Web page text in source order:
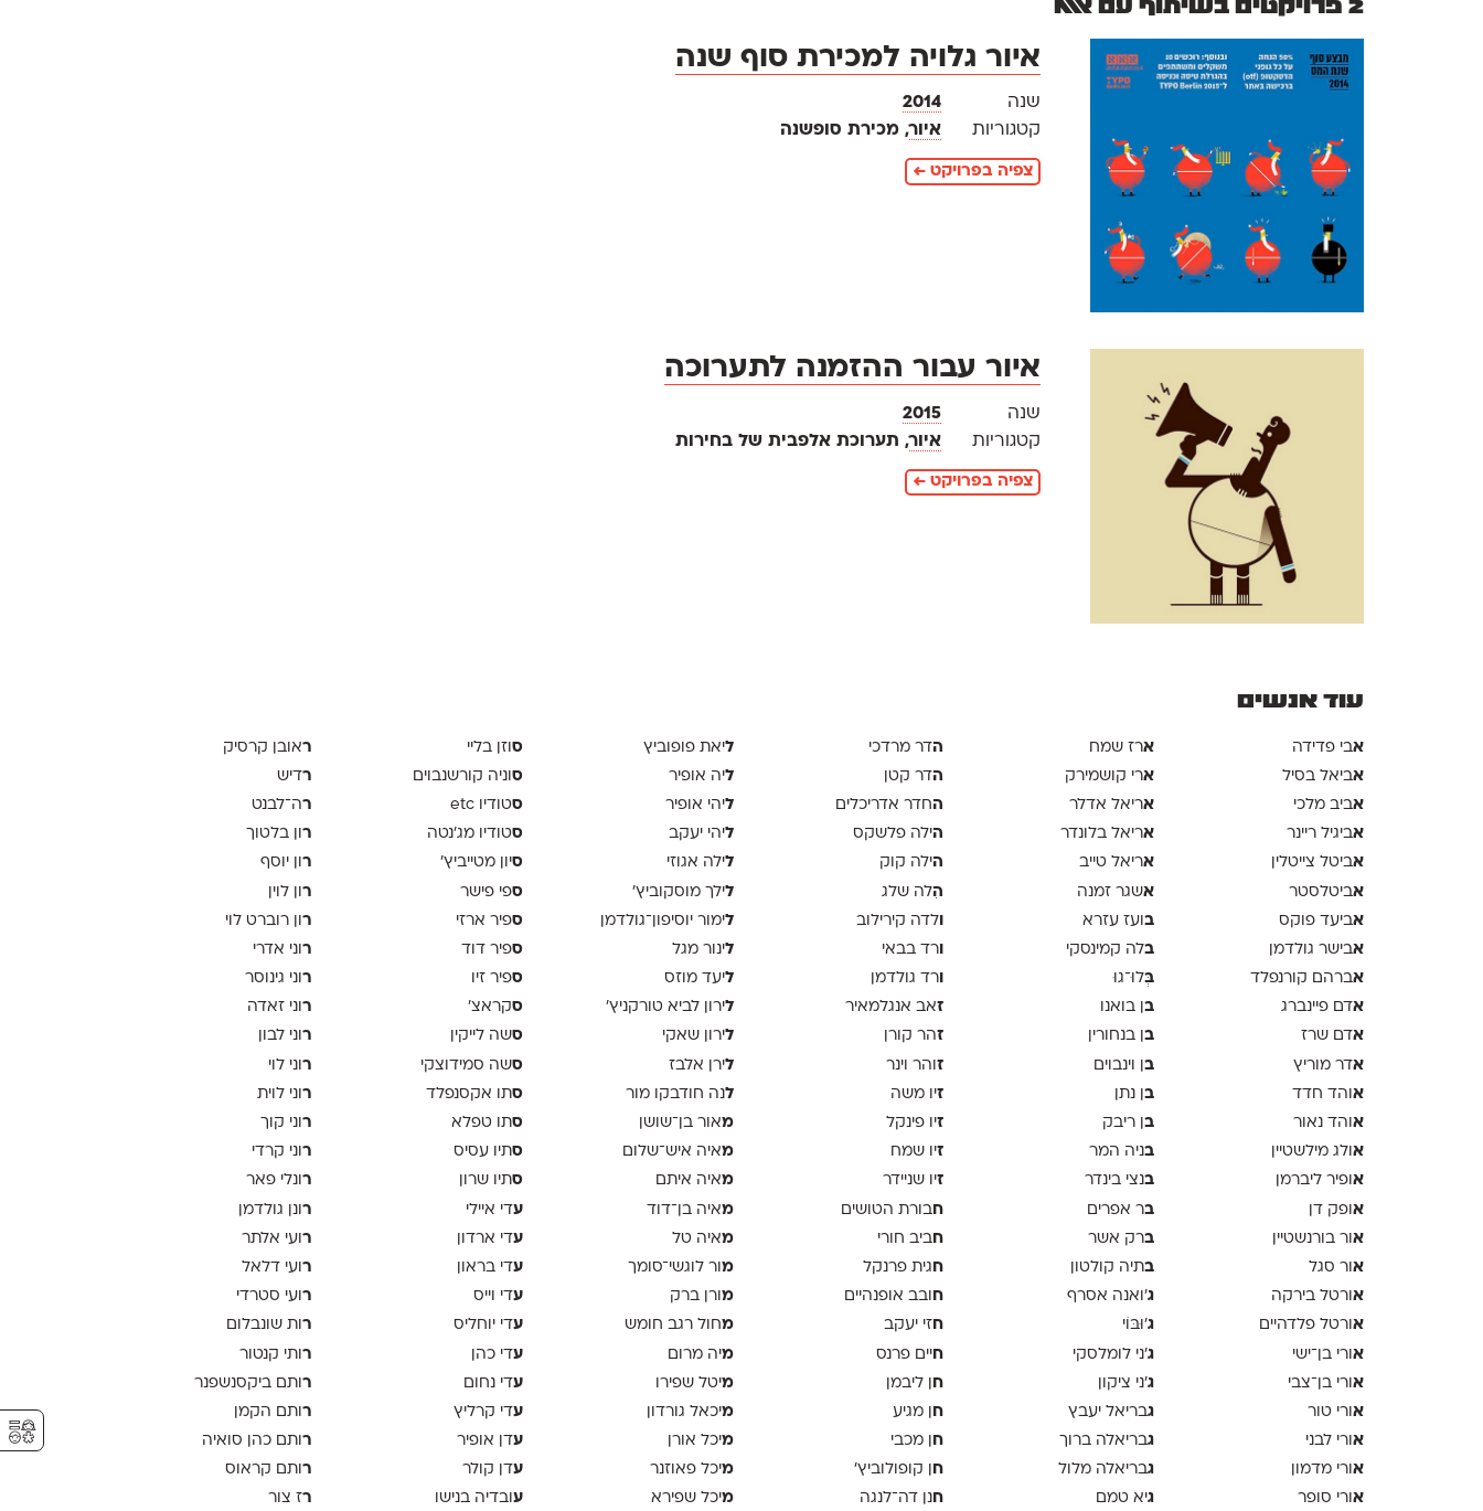
2 פרויקטים בשיתוף עם אאא
איור גלויה למכירת סוף שנה
שנה
2014
קטגוריות
איור, מכירת סופשנה
צפיה בפרויקט ←
איור עבור ההזמנה לתערוכה
שנה
2015
קטגוריות
איור, תערוכת אלפבית של בחירות
צפיה בפרויקט ←
עוד אנשים
אבי פדידה
אביאל בסיל
אביב מלכי
אביגיל ריינר
אביטל צייטלין
אביטלסטר
אביעד פוקס
אבישר גולדמן
אברהם קורנפלד
אדם פיינברג
אדם שרז
אדר מוריץ
אוהד חדד
אוהד נאור
אולג מילשטיין
אופיר ליברמן
אופק דן
אור בורנשטיין
אור סגל
אורטל בירקה
אורטל פלדהיים
אורי בן־ישי
אורי בן־צבי
אורי טור
אורי לבני
אורי מדמון
אורי סופר
ארז שמח
ארי קושמירק
אריאל אדלר
אריאל בלונדר
אריאל טייב
אשגר זמנה
ב ועז עזרא
בלה קמינסקי
בְּלוּ־גוּ
ב ן בואנו
ב ן בנחורין
ב ן וינבוים
ב ן נתן
ב ן ריבק
בניה המר
בנצי בינדר
בר אפרים
ברק אשר
בתיה קולטון
ג'ואנה אסרף
ג'וּבּוֹי
ג׳ני לומלסקי
ג׳ני ציקון
גבריאל יעבץ
גבריאלה ברוך
גבריאלה מלול
גיא טמם
הדר מרדכי
הדר קטן
החדר אדריכלים
הילה פלשקס
הילה קוק
הִלה שלג
ולדה קירילוב
רד בבאי
ורד גולדמן
זאב אנגלמאיר
זהר קורן
זוהר וינר
זיו משה
זיו פינקל
זיו שמח
זיו שניידר
חבורת הטושים
ח ביב חורי
ח גית פרנקל
ח ובב אופנהיים
חזי יעקב
חיים פרנס
ח ן ליבמן
ח ן מגיע
ח ן מכבי
ח ן קופולוביץ'
חנן דה־לנגה
ליאת פופוביץ
ליה אופיר
ליהי אופיר
ליהי יעקב
לילה אגוזי
לילך מוסקוביץ'
לימור יוסיפון־גולדמן
לינור מגל
ליעד מוזס
לירון לביא טורקניץ׳
לירון שאקי
לירן אלבז
לנה חודבקו מור
מאור בן־שושן
מאיה איש־שלום
מאיה איתם
מאיה בן־דוד
מאיה טל
מ ור לוגשי־סומך
מ ורן ברק
מחול רגב חומש
מיה מרום
מיטל שפירו
מיכאל גורדון
מיכל אורן
מיכל פאוזנר
מיכל שפירא
ס וזן בליי
ס וניה קורשנבוים
סטודיו etc
סטודיו מג'נטה
סיון מטייביץ׳
ספי פישר
ספיר ארזי
ספיר דוד
ספיר זיו
סקראצ׳
סשה לייקין
סשה סמידוצקי
סתו אקסנפלד
סתו טפלא
סתיו עסיס
סתיו שרון
עדי איילי
עדי ארדון
עדי בראון
עדי וייס
עדי יוחליס
עדי כהן
עדי נחום
עדי קרליץ
עדן אופיר
עדן קולר
ע ובדיה בנישו
ראובן קרסיק
רדיש
רה־לבנט
רון בלטוך
רון יוסף
רון לוין
רון רוברט לוי
רוני אדרי
רוני גינוסר
רוני זאדה
רוני לבון
רוני לוי
רוני לוית
רוני קוך
רוני קרדי
רונלי פאר
רונן גולדמן
רועי אלתר
רועי דלאל
רועי סטרדי
רות שונבלום
רותי קנטור
רותם ביקסנשפנר
רותם הקמן
רותם כהן סואיה
רותם קראוס
רז צור
⚥︎